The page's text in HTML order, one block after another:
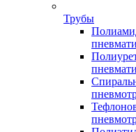
Трубы